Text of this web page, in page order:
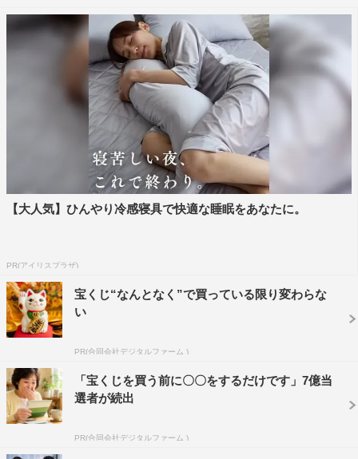
いします。
「とても緊張してドキドキしましたが、撮影スタッフの
方々の段取りが良く、スムーズに進む撮影の中、現場には
笑いが絶えず、その雰囲気に救われました」
◆上野樹里さん、加藤柚凪ちゃんとは初共演ですが、撮影
はいかがでしたでしょうか？
まだなぁと感動しました。柚凪ちゃんはとてもかわいらし
く、初めましてだった私にもたくさんお話をしてくれて、
かわいかったです。個人的に上野さんの作品をたくさん見
ているので、共演できてうれしかったです」
◆視聴者への見どころなどメッセージをお願いします。
「ドラマはハラハラドキドキの展開ですが、朝顔がつぐみ
【大人気】ひんやり冷感寝具で快適な睡眠をあなたに。
PR(アイリスプラザ)
宝くじ“なんとなく”で買っている限り変わらな
い
PR(合同会社デジタルファーム )
「宝くじを買う前に〇〇をするだけです」7億当
選者が続出
PR(合同会社デジタルファーム )